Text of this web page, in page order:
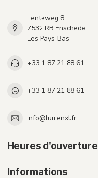
Lenteweg 8
7532 RB Enschede
Les Pays-Bas
+33 1 87 21 88 61
+33 1 87 21 88 61
info@lumenxl.fr
Heures
Informations